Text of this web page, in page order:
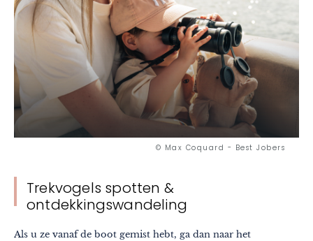
Cultuur & erfgoed
Ambachten
Verantwoord reizen
© Max Coquard - Best Jobers
Trekvogels spotten &
ontdekkingswandeling
Als u ze vanaf de boot gemist hebt, ga dan naar het